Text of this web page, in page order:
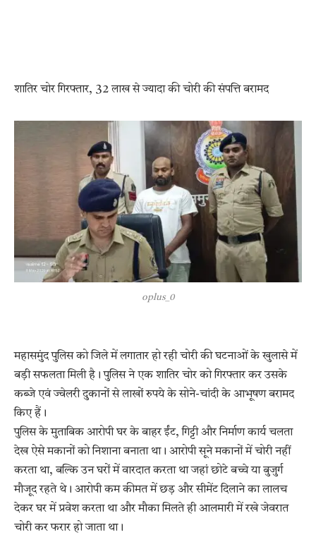
शातिर चोर गिरफ्तार, 32 लाख से ज्यादा की चोरी की संपत्ति बरामद
oplus_0
महासमुंद पुलिस को जिले में लगातार हो रही चोरी की घटनाओं के खुलासे में
बड़ी सफलता मिली है। पुलिस ने एक शातिर चोर को गिरफ्तार कर उसके
कब्जे एवं ज्वेलरी दुकानों से लाखों रुपये के सोने-चांदी के आभूषण बरामद
किए हैं।
पुलिस के मुताबिक आरोपी घर के बाहर ईंट, गिट्टी और निर्माण कार्य चलता
देख ऐसे मकानों को निशाना बनाता था। आरोपी सूने मकानों में चोरी नहीं
करता था, बल्कि उन घरों में वारदात करता था जहां छोटे बच्चे या बुजुर्ग
मौजूद रहते थे। आरोपी कम कीमत में छड़ और सीमेंट दिलाने का लालच
देकर घर में प्रवेश करता था और मौका मिलते ही आलमारी में रखे जेवरात
चोरी कर फरार हो जाता था।